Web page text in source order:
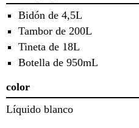
Bidón de 4,5L
Tambor de 200L
Tineta de 18L
Botella de 950mL
color
Líquido blanco